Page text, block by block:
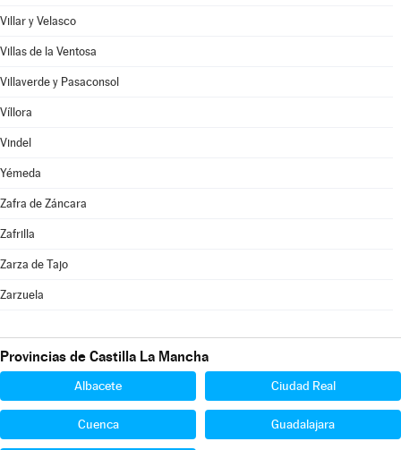
Villar y Velasco
Villas de la Ventosa
Villaverde y Pasaconsol
Víllora
Vindel
Yémeda
Zafra de Záncara
Zafrilla
Zarza de Tajo
Zarzuela
Provincias de Castilla La Mancha
Albacete Ciudad Real
Cuenca Guadalajara